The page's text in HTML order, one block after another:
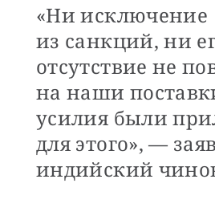
«Ни исключение
из санкций, ни
отсутствие не
на наши
усилия были
для этого», —
индийский